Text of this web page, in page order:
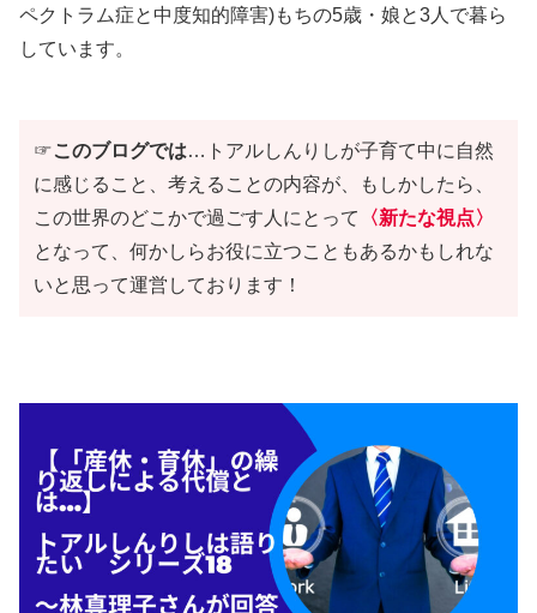
ペクトラム症と中度知的障害)もちの5歳・娘と3人で暮ら
しています。
☞このブログでは…トアルしんりしが子育て中に自然
に感じること、考えることの内容が、もしかしたら、
この世界のどこかで過ごす人にとって
〈新たな視点〉
となって、何かしらお役に立つこともあるかもしれな
いと思って運営しております！